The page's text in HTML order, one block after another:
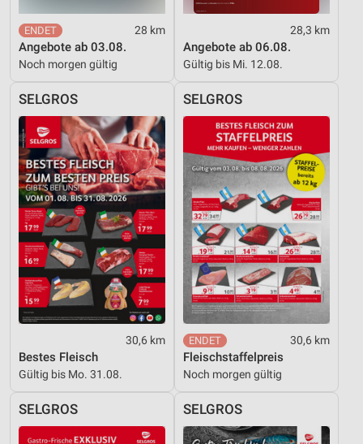
28 km
Angebote ab 03.08.
Noch morgen gültig
28,3 km
Angebote ab 06.08.
Gültig bis Mi. 12.08.
SELGROS
30,6 km
Bestes Fleisch
Gültig bis Mo. 31.08.
SELGROS
30,6 km
Fleischstaffelpreis
Noch morgen gültig
SELGROS SELGROS